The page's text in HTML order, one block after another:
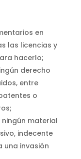
en
las licencias y
hacerlo;
derecho
entre
o
material
indecente
una invasión